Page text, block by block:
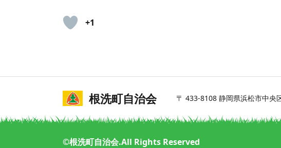
+1
根洗町自治会 〒 433-8108 静岡県浜松市中央
詳細を見る
©根洗町自治会.All Rights Reserved